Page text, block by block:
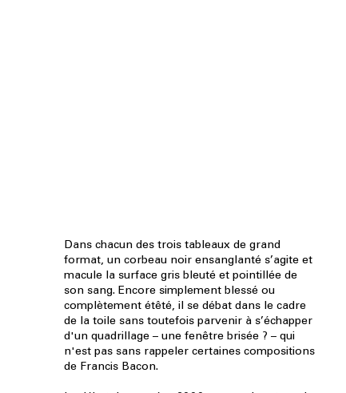
Dans chacun des trois tableaux de grand
format, un corbeau noir ensanglanté s’agite et
macule la surface gris bleuté et pointillée de
son sang. Encore simplement blessé ou
complètement étêté, il se débat dans le cadre
de la toile sans toutefois parvenir à s’échapper
d'un quadrillage – une fenêtre brisée ? – qui
n'est pas sans rappeler certaines compositions
de Francis Bacon.